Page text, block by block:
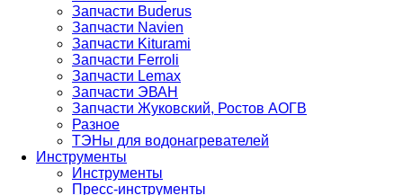
Запчасти Buderus
Запчасти Navien
Запчасти Kiturami
Запчасти Ferroli
Запчасти Lemax
Запчасти ЭВАН
Запчасти Жуковский, Ростов АОГВ
Разное
ТЭНы для водонагревателей
Инструменты
Инструменты
Пресс-инструменты